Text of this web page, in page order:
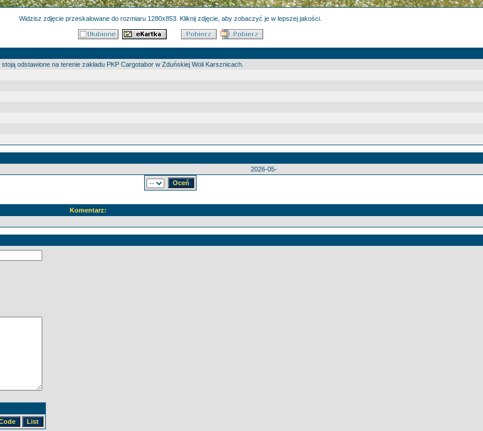
Widzisz zdjęcie przeskalowane do rozmiaru 1280x853. Kliknij zdjęcie, aby zobaczyć je w lepszej jakości.
odstawione na terenie zakładu PKP Cargotabor w Zduńskiej Woli Karsznicach.
2026-05-
Komentarz: